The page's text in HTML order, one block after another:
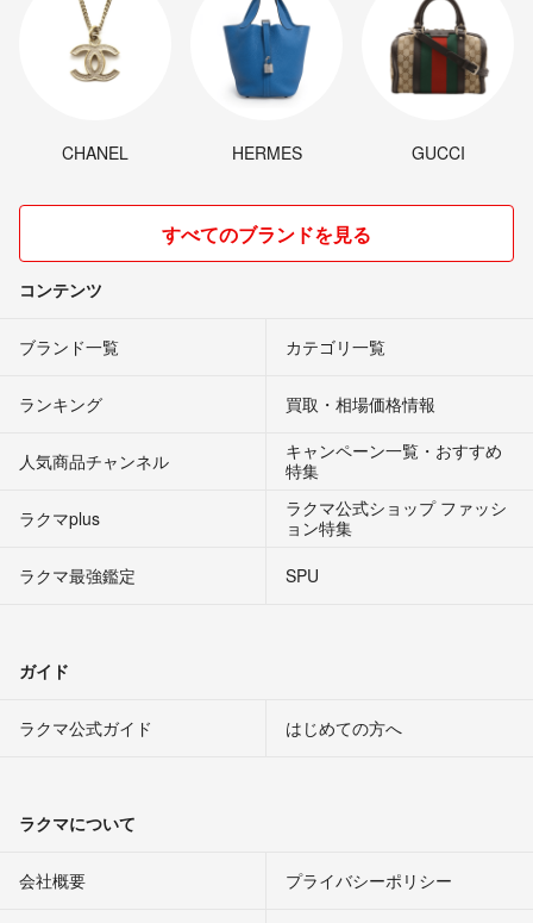
CHANEL HERMES GUCCI
すべてのブランドを見る
コンテンツ
ブランド一覧 カテゴリ一覧
ランキング 買取・相場価格情報
人気商品チャンネル
キャンペーン一覧・おすすめ
特集
ラクマplus
ラクマ公式ショップ ファッシ
ョン特集
ラクマ最強鑑定
SPU
ガイド
ラクマ公式ガイド はじめての方へ
ラクマについて
会社概要 プライバシーポリシー